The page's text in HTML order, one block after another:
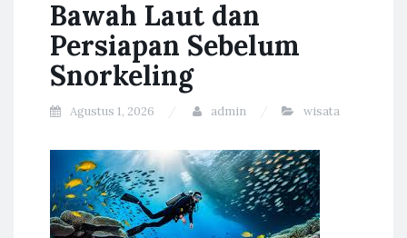
Bawah Laut dan
Persiapan Sebelum
Snorkeling
Agustus 1, 2026 admin wisata